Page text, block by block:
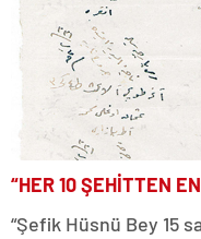
“HER 10 ŞEHİTTEN
“Şefik Hüsnü Bey 15